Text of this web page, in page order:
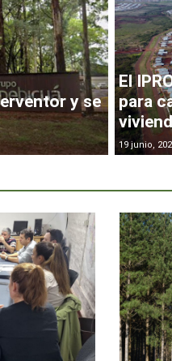
y se
El
para
19 junio,